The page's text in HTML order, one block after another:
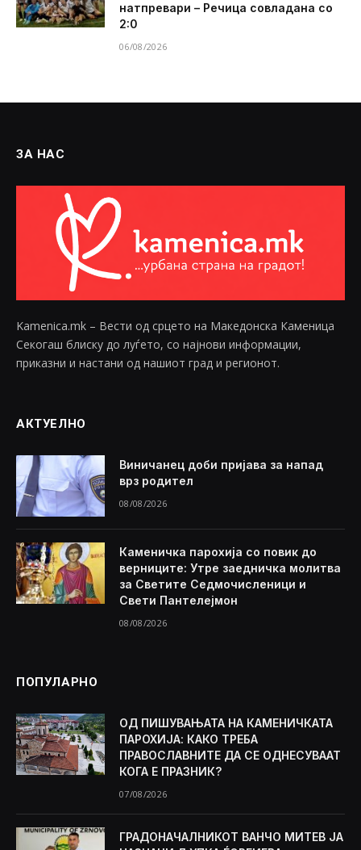
натпревари – Речица совладана со
2:0
06/08/2026
ЗА НАС
Kamenica.mk – Вести од срцето на Македонска Каменица
Секогаш блиску до луѓето, со најнови информации,
приказни и настани од нашиот град и регионот.
АКТУЕЛНО
Виничанец доби пријава за напад
врз родител
08/08/2026
Каменичка парохија со повик до
верниците: Утре заедничка молитва
за Светите Седмочисленици и
Свети Пантелејмон
08/08/2026
ПОПУЛАРНО
ОД ПИШУВАЊАТА НА КАМЕНИЧКАТА
ПАРОХИЈА: КАКО ТРЕБА
ПРАВОСЛАВНИТЕ ДА СЕ ОДНЕСУВААТ
КОГА Е ПРАЗНИК?
07/08/2026
ГРАДОНАЧАЛНИКОТ ВАНЧО МИТЕВ ЈА